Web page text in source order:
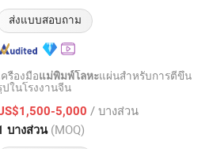
ส่งแบบสอบถาม
ครื่องมือแม่พิมพ์โลหะแผ่นสำหรับการตีขึ้น
ปในโรงงานจีน
5,000 / บางส่วน
บางส่วน (MOQ)
Group Co., Ltd.
อัตราจาก 2020